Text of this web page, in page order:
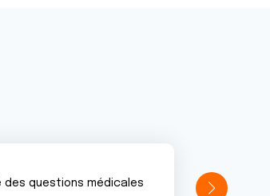
des questions médicales